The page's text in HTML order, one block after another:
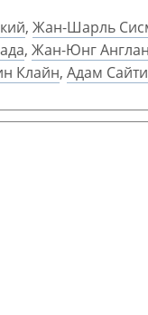
, Жан-Шарль
, Жан-Юнг
Клайн, Адам